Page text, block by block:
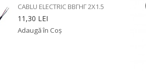
CABLU ELECTRIC ВВГНГ 2X1.5
11,30 LEI